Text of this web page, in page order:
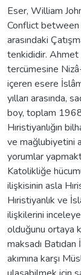
Eser, William
Conflict between
arasındaki
tenkididir.
tercümesine
içeren esere
yılları arasında,
boy, toplam
Hıristiyanlığın
ve mağlubiyetini
yorumlar
Katolikliğe
ilişkisinin asla
Hıristiyanlık ve
ilişkilerini
olduğunu ortaya
maksadı
akımına karşı